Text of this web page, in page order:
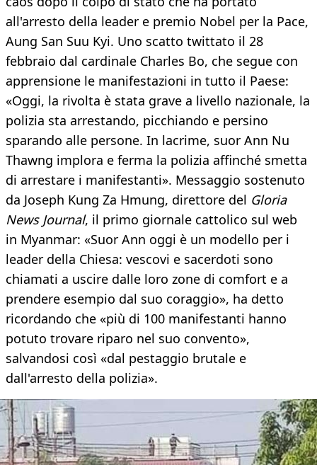
all'arresto della leader e premio Nobel per la Pace,
Aung San Suu Kyi. Uno scatto twittato il 28
febbraio dal cardinale Charles Bo, che segue con
apprensione le manifestazioni in tutto il Paese:
«Oggi, la rivolta è stata grave a livello nazionale, la
polizia sta arrestando, picchiando e persino
sparando alle persone. In lacrime, suor Ann Nu
Thawng implora e ferma la polizia affinché smetta
di arrestare i manifestanti». Messaggio sostenuto
da Joseph Kung Za Hmung, direttore del Gloria
News Journal, il primo giornale cattolico sul web
in Myanmar: «Suor Ann oggi è un modello per i
leader della Chiesa: vescovi e sacerdoti sono
chiamati a uscire dalle loro zone di comfort e a
prendere esempio dal suo coraggio», ha detto
ricordando che «più di 100 manifestanti hanno
potuto trovare riparo nel suo convento»,
salvandosi così «dal pestaggio brutale e
dall'arresto della polizia».